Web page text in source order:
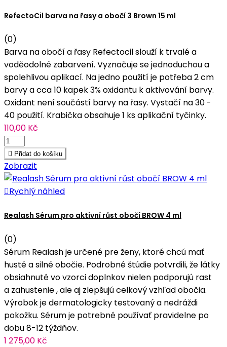
RefectoCil barva na řasy a obočí 3 Brown 15 ml
(0)
Barva na obočí a řasy Refectocil slouží k trvalé a
voděodolné zabarvení. Vyznačuje se jednoduchou a
spolehlivou aplikací. Na jedno použití je potřeba 2 cm
barvy a cca 10 kapek 3% oxidantu k aktivování barvy.
Oxidant není součástí barvy na řasy. Vystačí na 30 -
40 použití. Krabička obsahuje 1 ks aplikační tyčinky.
110,00 Kč
 Přidat do košíku
Zobrazit
Rychlý náhled
Realash Sérum pro aktivní růst obočí BROW 4 ml
(0)
Sérum Realash je určené pre ženy, ktoré chcú mať
husté a silné obočie. Podrobné štúdie potvrdili, že látky
obsiahnuté vo vzorci doplnkov nielen podporujú rast
a zahustenie , ale aj zlepšujú celkový vzhľad obočia.
Výrobok je dermatologicky testovaný a nedráždi
pokožku. Sérum je potrebné používať pravidelne po
dobu 8-12 týždňov.
1 275,00 Kč